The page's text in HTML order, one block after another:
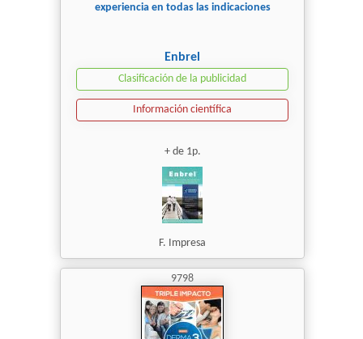
experiencia en todas las indicaciones
Enbrel
Clasificación de la publicidad
Información científica
+ de 1p.
F. Impresa
9798